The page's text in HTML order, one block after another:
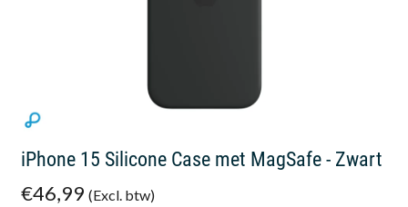
iPhone 15 Silicone Case met MagSafe - Zwart
€46,99 (Excl. btw)